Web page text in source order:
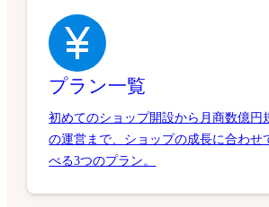
プラン一覧
初めてのショップ開設から月商数億円
の運営まで、ショップの成長に合わせ
べる3つのプラン。